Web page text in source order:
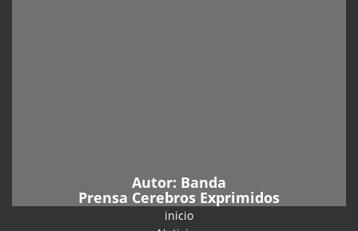
Autor: Banda
Prensa Cerebros Exprimidos
inicio